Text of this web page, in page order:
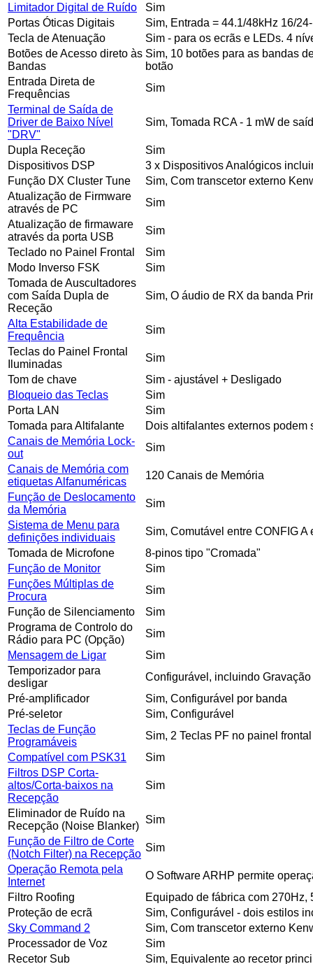
Limitador Digital de Ruído
Sim
Portas Óticas Digitais
Sim, Entrada = 44.1/48kHz 16/
Tecla de Atenuação
Sim - para os ecrãs e LEDs. 4
Botões de Acesso direto às
Bandas
Sim, 10 botões para as bandas
botão
Entrada Direta de
Frequências
Sim
Terminal de Saída de
Driver de Baixo Nível
"DRV"
Sim, Tomada RCA - 1 mW de
Dupla Receção
Sim
Dispositivos DSP
3 x Dispositivos Analógicos
Função DX Cluster Tune
Sim, Com transcetor externo
Atualização de Firmware
através de PC
Sim
Atualização de firmaware
através da porta USB
Sim
Teclado no Painel Frontal
Sim
Modo Inverso FSK
Sim
Tomada de Auscultadores
com Saída Dupla de
Receção
Sim, O áudio de RX da banda
Alta Estabilidade de
Frequência
Sim
Teclas do Painel Frontal
Iluminadas
Sim
Tom de chave
Sim - ajustável + Desligado
Bloqueio das Teclas
Sim
Porta LAN
Sim
Tomada para Altifalante
Dois altifalantes externos podem
Canais de Memória Lock-
out
Sim
Canais de Memória com
etiquetas Alfanuméricas
120 Canais de Memória
Função de Deslocamento
da Memória
Sim
Sistema de Menu para
definições individuais
Sim, Comutável entre CONFIG
Tomada de Microfone
8-pinos tipo "Cromada"
Função de Monitor
Sim
Funções Múltiplas de
Procura
Sim
Função de Silenciamento
Sim
Programa de Controlo do
Rádio para PC (Opção)
Sim
Mensagem de Ligar
Sim
Temporizador para
desligar
Configurável, incluindo
Pré-amplificador
Sim, Configurável por banda
Pré-seletor
Sim, Configurável
Teclas de Função
Programáveis
Sim, 2 Teclas PF no painel
Compatível com PSK31
Sim
Filtros DSP Corta-
altos/Corta-baixos na
Recepção
Sim
Eliminador de Ruído na
Recepção (Noise Blanker)
Sim
Função de Filtro de Corte
(Notch Filter) na Recepção
Sim
Operação Remota pela
Internet
O Software ARHP permite
Filtro Roofing
Equipado de fábrica com 270Hz,
Proteção de ecrã
Sim, Configurável - dois estilos
Sky Command 2
Sim, Com transcetor externo
Processador de Voz
Sim
Recetor Sub
Sim, Equivalente ao recetor